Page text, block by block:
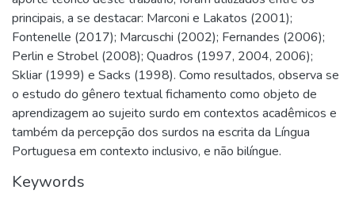
principais, a se destacar: Marconi e Lakatos (2001);
Fontenelle (2017); Marcuschi (2002); Fernandes (2006);
Perlin e Strobel (2008); Quadros (1997, 2004, 2006);
Skliar (1999) e Sacks (1998). Como resultados, observa se
o estudo do gênero textual fichamento como objeto de
aprendizagem ao sujeito surdo em contextos acadêmicos e
também da percepção dos surdos na escrita da Língua
Portuguesa em contexto inclusivo, e não bilíngue.
Keywords